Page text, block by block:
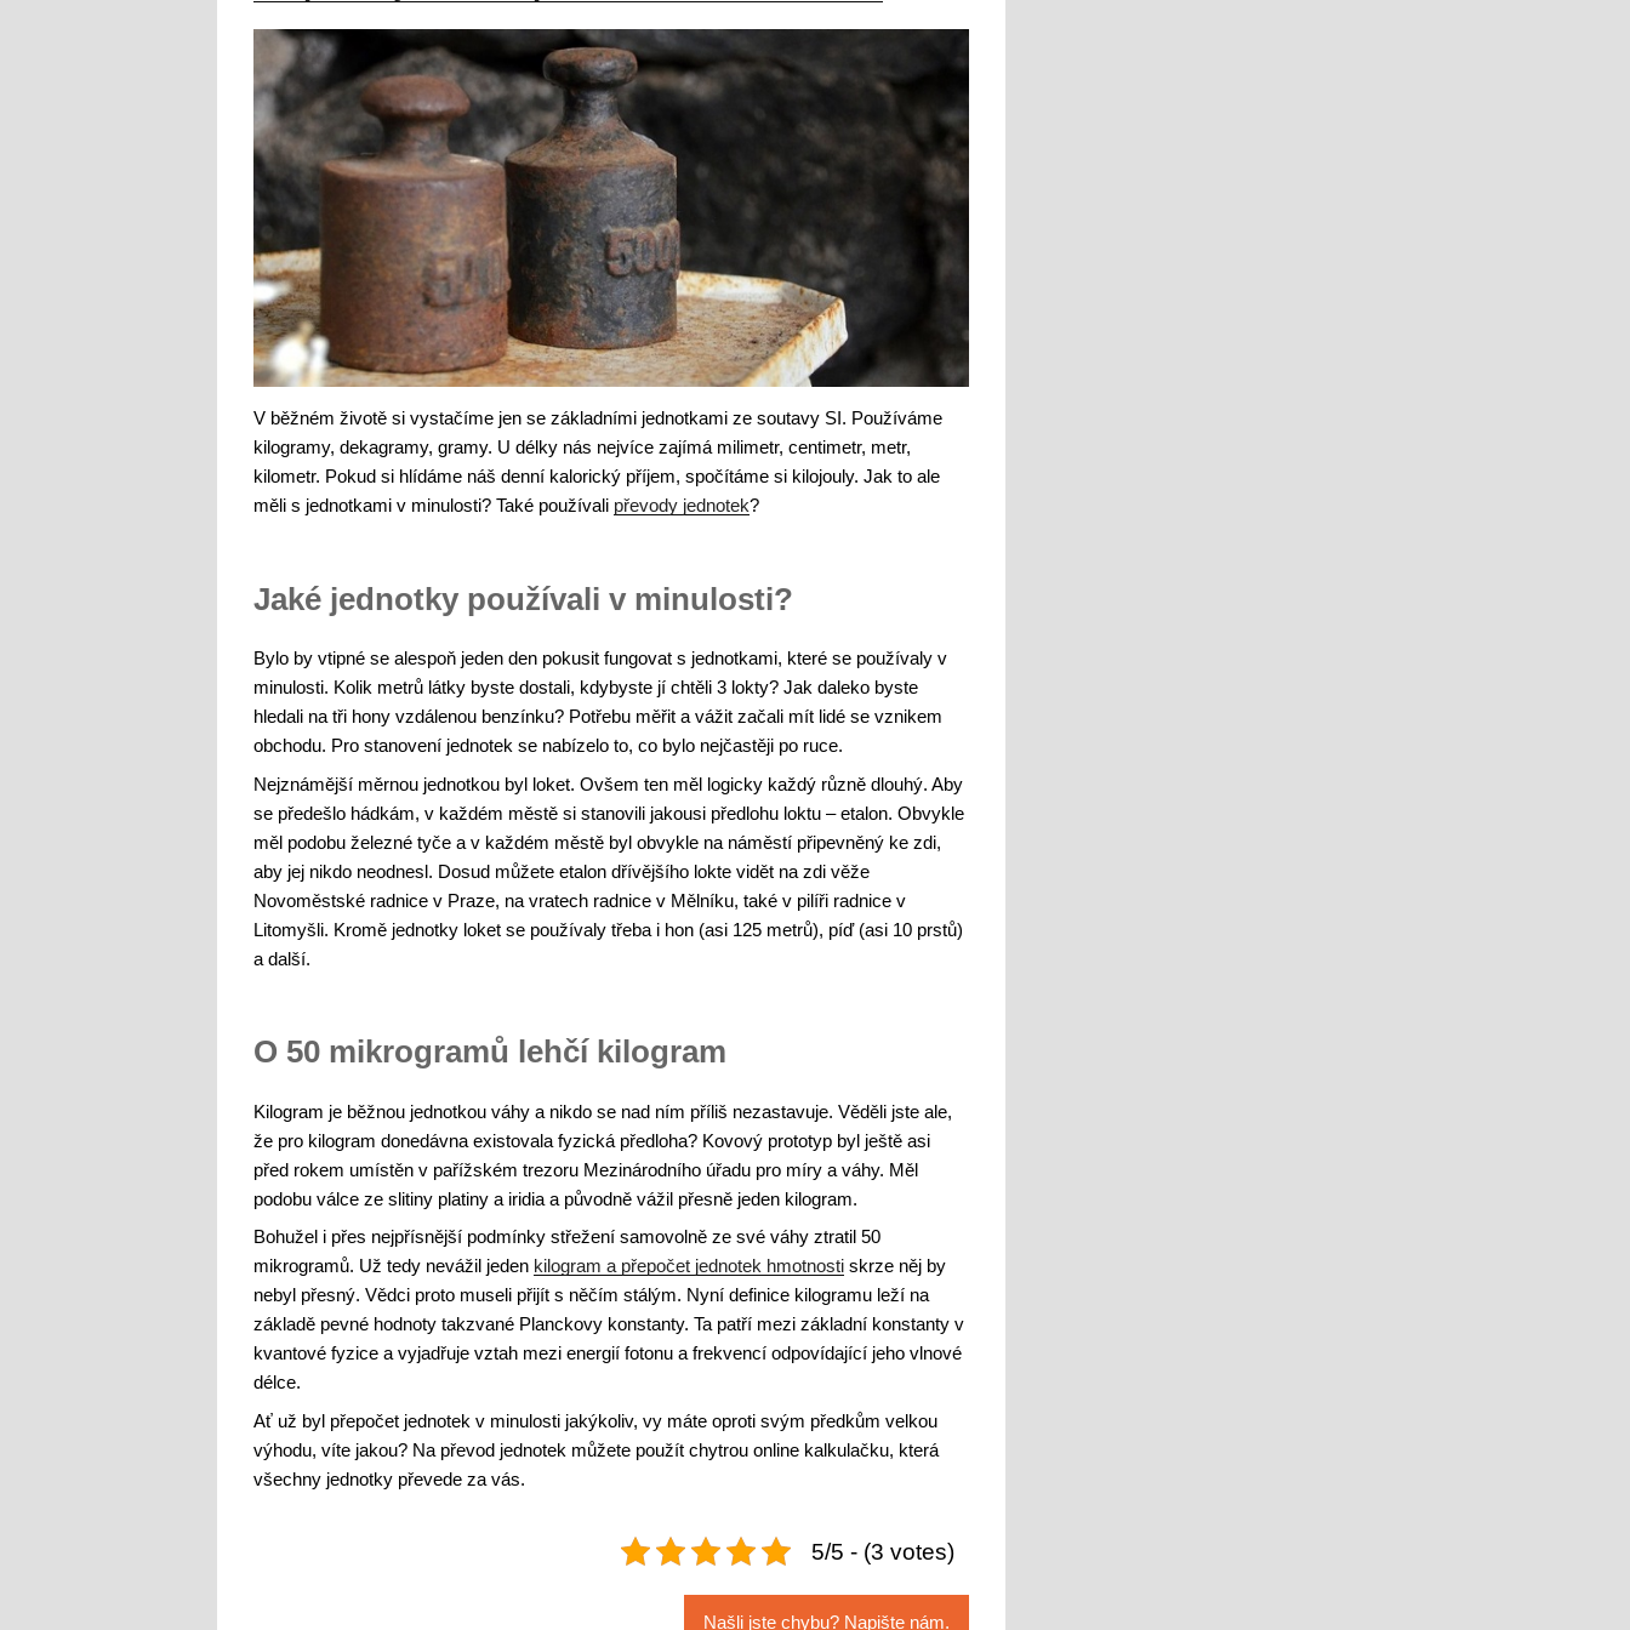
V běžném životě si vystačíme jen se základními jednotkami ze soutavy SI. Používáme
kilogramy, dekagramy, gramy. U délky nás nejvíce zajímá milimetr, centimetr, metr,
kilometr. Pokud si hlídáme náš denní kalorický příjem, spočítáme si kilojouly. Jak to ale
měli s jednotkami v minulosti? Také používali převody jednotek?
Jaké jednotky používali v minulosti?
Bylo by vtipné se alespoň jeden den pokusit fungovat s jednotkami, které se používaly v
minulosti. Kolik metrů látky byste dostali, kdybyste jí chtěli 3 lokty? Jak daleko byste
hledali na tři hony vzdálenou benzínku? Potřebu měřit a vážit začali mít lidé se vznikem
obchodu. Pro stanovení jednotek se nabízelo to, co bylo nejčastěji po ruce.
Nejznámější měrnou jednotkou byl loket. Ovšem ten měl logicky každý různě dlouhý. Aby
se předešlo hádkám, v každém městě si stanovili jakousi předlohu loktu – etalon. Obvykle
měl podobu železné tyče a v každém městě byl obvykle na náměstí připevněný ke zdi,
aby jej nikdo neodnesl. Dosud můžete etalon dřívějšího lokte vidět na zdi věže
Novoměstské radnice v Praze, na vratech radnice v Mělníku, také v pilíři radnice v
Litomyšli. Kromě jednotky loket se používaly třeba i hon (asi 125 metrů), píď (asi 10 prstů)
a další.
O 50 mikrogramů lehčí kilogram
Kilogram je běžnou jednotkou váhy a nikdo se nad ním příliš nezastavuje. Věděli jste ale,
že pro kilogram donedávna existovala fyzická předloha? Kovový prototyp byl ještě asi
před rokem umístěn v pařížském trezoru Mezinárodního úřadu pro míry a váhy. Měl
podobu válce ze slitiny platiny a iridia a původně vážil přesně jeden kilogram.
Bohužel i přes nejpřísnější podmínky střežení samovolně ze své váhy ztratil 50
mikrogramů. Už tedy nevážil jeden kilogram a přepočet jednotek hmotnosti skrze něj by
nebyl přesný. Vědci proto museli přijít s něčím stálým. Nyní definice kilogramu leží na
základě pevné hodnoty takzvané Planckovy konstanty. Ta patří mezi základní konstanty v
kvantové fyzice a vyjadřuje vztah mezi energií fotonu a frekvencí odpovídající jeho vlnové
délce.
Ať už byl přepočet jednotek v minulosti jakýkoliv, vy máte oproti svým předkům velkou
výhodu, víte jakou? Na převod jednotek můžete použít chytrou online kalkulačku, která
všechny jednotky převede za vás.
5/5 - (3 votes)
Našli jste chybu? Napište nám.